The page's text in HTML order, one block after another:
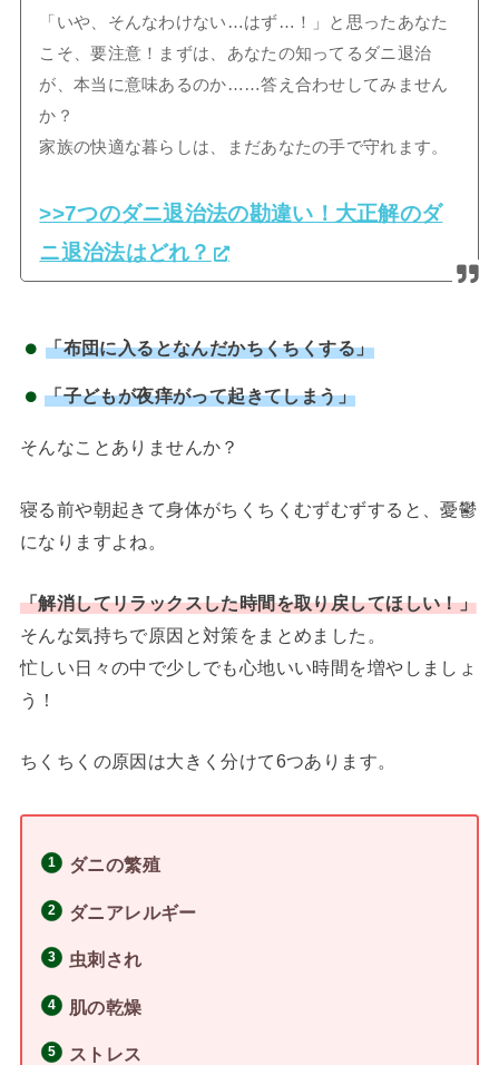
「いや、そんなわけない…はず…！」と思ったあなた
こそ、要注意！まずは、あなたの知ってるダニ退治
が、本当に意味あるのか……答え合わせしてみません
か？
家族の快適な暮らしは、まだあなたの手で守れます。
>>7つのダニ退治法の勘違い！大正解のダ
ニ退治法はどれ？
「布団に入るとなんだかちくちくする」
「子どもが夜痒がって起きてしまう」
そんなことありませんか？
寝る前や朝起きて身体がちくちくむずむずすると、憂鬱
になりますよね。
「解消してリラックスした時間を取り戻してほしい！」
そんな気持ちで原因と対策をまとめました。
忙しい日々の中で少しでも心地いい時間を増やしましょ
う！
ちくちくの原因は大きく分けて6つあります。
ダニの繁殖
ダニアレルギー
虫刺され
肌の乾燥
ストレス